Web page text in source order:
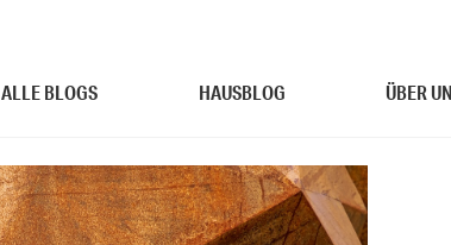
ALLE BLOGS HAUSBLOG ÜBER